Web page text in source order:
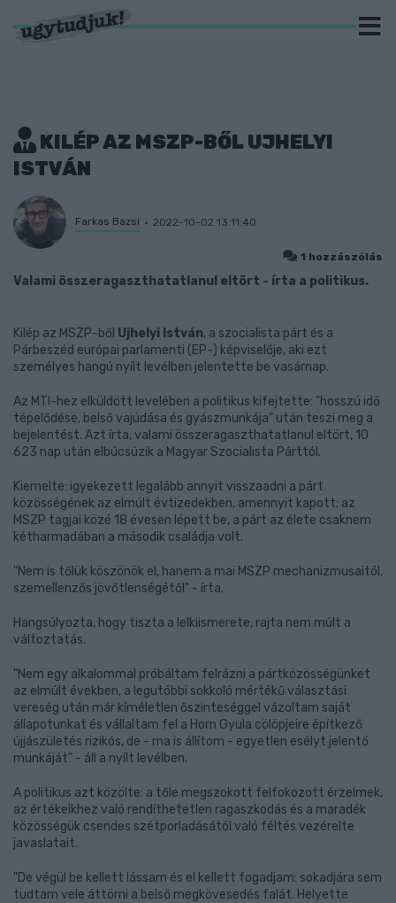
KILÉP AZ MSZP-BŐL UJHELYI
ISTVÁN
Farkas Bazsi 2022-10-02 13:11:40
1 hozzászólás
Valami összeragaszthatatlanul eltört - írta a politikus.
Kilép az MSZP-ből Ujhelyi István, a szocialista párt és a
Párbeszéd európai parlamenti (EP-) képviselője, aki ezt
személyes hangú nyílt levélben jelentette be vasárnap.
Az MTI-hez elküldött levelében a politikus kifejtette: "hosszú idő
tépelődése, belső vajúdása és gyászmunkája" után teszi meg a
bejelentést. Azt írta, valami összeragaszthatatlanul eltört, 10
623 nap után elbúcsúzik a Magyar Szocialista Párttól.
Kiemelte: igyekezett legalább annyit visszaadni a párt
közösségének az elmúlt évtizedekben, amennyit kapott; az
MSZP tagjai közé 18 évesen lépett be, a párt az élete csaknem
kétharmadában a második családja volt.
"Nem is tőlük köszönök el, hanem a mai MSZP mechanizmusaitól,
szemellenzős jövőtlenségétől" - írta.
Hangsúlyozta, hogy tiszta a lelkiismerete, rajta nem múlt a
változtatás.
"Nem egy alkalommal próbáltam felrázni a pártközösségünket
az elmúlt években, a legutóbbi sokkoló mértékű választási
vereség után már kíméletlen őszinteséggel vázoltam saját
állapotunkat és vállaltam fel a Horn Gyula cölöpjeire építkező
újjászületés rizikós, de - ma is állítom - egyetlen esélyt jelentő
munkáját" - áll a nyílt levélben.
A politikus azt közölte: a tőle megszokott felfokozott érzelmek,
az értékeikhez való rendíthetetlen ragaszkodás és a maradék
közösségük csendes szétporladásától való féltés vezérelte
javaslatait.
"De végül be kellett lássam és el kellett fogadjam: sokadjára sem
tudtam vele áttörni a belső megkövesedés falát. Helyette